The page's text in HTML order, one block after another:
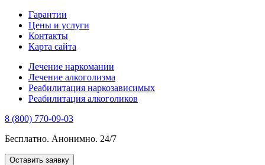
Гарантии
Цены и услуги
Контакты
Карта сайта
Лечение наркомании
Лечение алкоголизма
Реабилитация наркозависимых
Реабилитация алкоголиков
8 (800) 770-09-03
Бесплатно. Анонимно. 24/7
Оставить заявку